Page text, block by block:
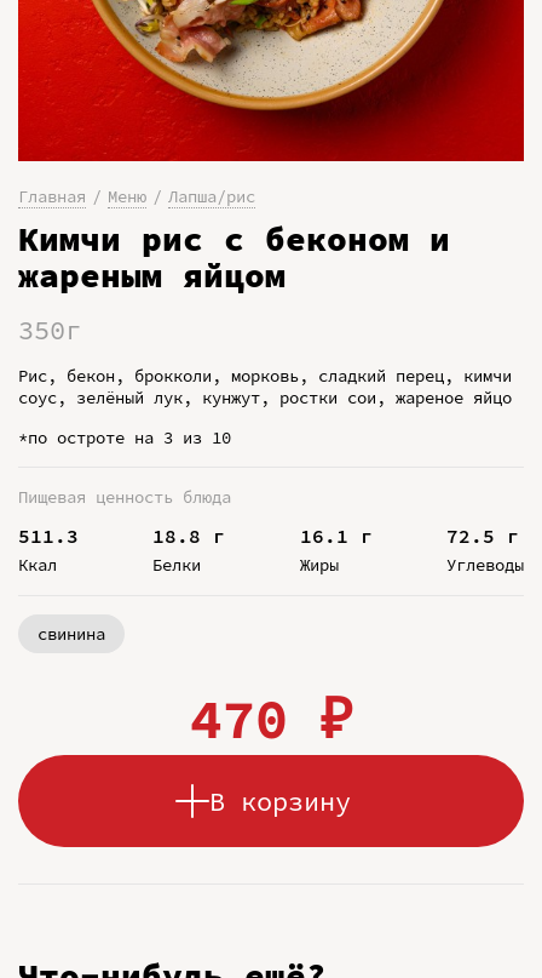
Главная Меню Лапша/рис
Кимчи рис с беконом и
жареным яйцом
350г
Рис, бекон, брокколи, морковь, сладкий перец, кимчи
соус, зелёный лук, кунжут, ростки сои, жареное яйцо
*по остроте на 3 из 10
Пищевая ценность блюда
511.3
Ккал
18.8 г
Белки
16.1 г
Жиры
72.5 г
Углеводы
свинина
470 ₽
В корзину